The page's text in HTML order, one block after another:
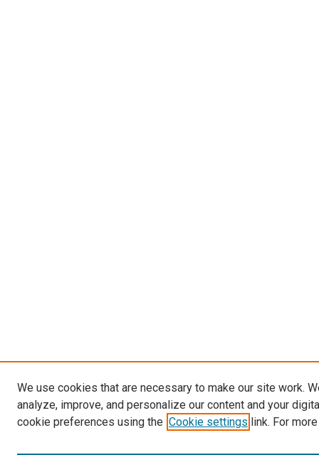
We use cookies that are necessary to make our site work.
analyze, improve, and personalize our content and your
cookie preferences using the Cookie settings link. For